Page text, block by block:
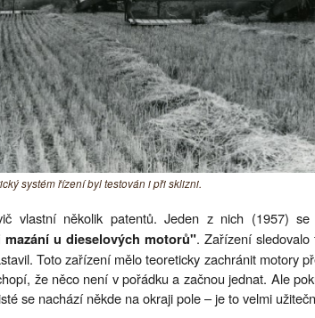
systém řízení byl testován i při sklizni.
vlastní několik patentů. Jeden z nich (1957) se
mazání u dieselových motorů". Zařízení
Toto zařízení mělo teoreticky zachránit motory
že něco není v pořádku a začnou jednat. Ale
se nachází někde na okraji pole – je to velmi